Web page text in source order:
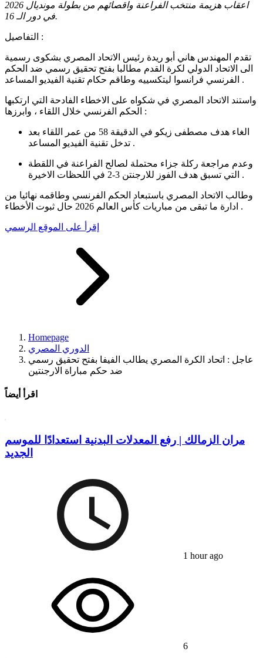
اعقاب هزيمة منتخب الفراعنة واقصائهم من بطولة مونديال 2026
في دور الـ 16.
التفاصيل :
تقدم المهندس هاني أبو ريدة رئيس الاتحاد المصري بشكوى رسمية
الى الاتحاد الدولي لكرة القدم مطالبا بفتح تحقيق رسمي ضد الحكم
الفرنسي فرانسوا ليتكسييه وطاقم حكام تقنية الفيديو المساعد .
واستند الاتحاد المصري في شكواه على الاخطاء الفادحة التي ارتكبها
الحكم الفرنسي خلال اللقاء ، وابرزها :
الغاء هدف مصطفى زيكو في الدقيقة 58 من عمر اللقاء بعد
تدخل تقنية الفيديو المساعد .
وعدم مراجعة ركلة جزاء محتملة لصالح الفراعنة في اللقطة
التي تسبق هدف الفوز للارجنتن 3-2 في اللحظات الاخيرة .
وطالب الاتحاد المصري باستبعاد الحكم الفرنسي وطاقمه نهائيا من
ادارة ما تبقى من مباريات كأس العالم 2026 حال ثبوت الأخطاء .
إقرأ على الموقع الرسمي
Homepage
الدوري المصري
عاجل : اتحاد الكرة المصري يطالب الفيفا بفتح تحقيق رسمي
ضد حكم مباراة الارجنتين
اقرأ أيضاً
مران الزمالك | رفع المعدلات البدنية استعدادًا للموسم
الجديد
1 hour ago
6